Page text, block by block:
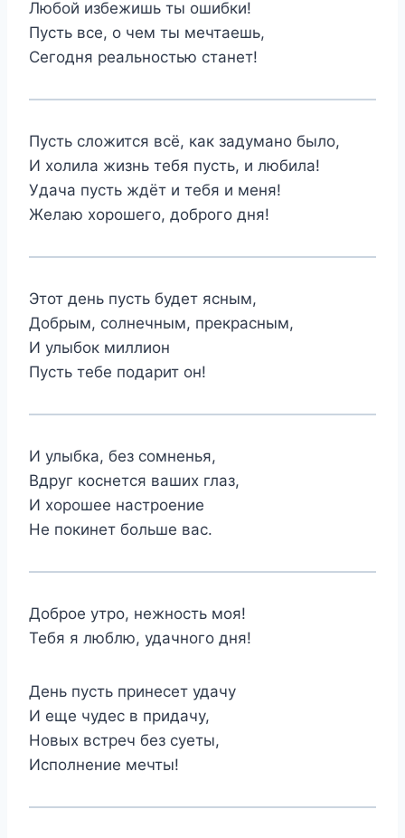
Любой избежишь ты ошибки!
Пусть все, о чем ты мечтаешь,
Сегодня реальностью станет!
Пусть сложится всё, как задумано было,
И холила жизнь тебя пусть, и любила!
Удача пусть ждёт и тебя и меня!
Желаю хорошего, доброго дня!
Этот день пусть будет ясным,
Добрым, солнечным, прекрасным,
И улыбок миллион
Пусть тебе подарит он!
И улыбка, без сомненья,
Вдруг коснется ваших глаз,
И хорошее настроение
Не покинет больше вас.
Доброе утро, нежность моя!
Тебя я люблю, удачного дня!
День пусть принесет удачу
И еще чудес в придачу,
Новых встреч без суеты,
Исполнение мечты!